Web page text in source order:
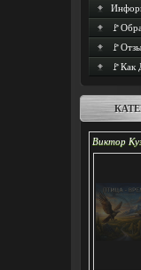
🚩Как
Виктор